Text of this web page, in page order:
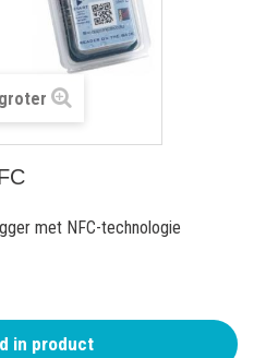
met NFC-technologie
in product